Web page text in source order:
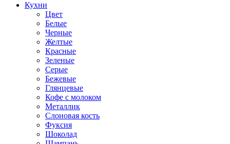
Кухни
Цвет
Белые
Черные
Желтые
Красные
Зеленые
Серые
Бежевые
Глянцевые
Кофе с молоком
Металлик
Слоновая кость
Фуксия
Шоколад